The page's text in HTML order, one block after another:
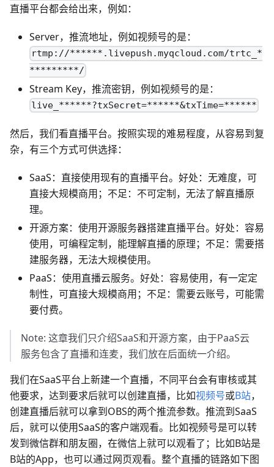
直播平台都会给出来，例如：
Server，推流地址，例如视频号的是：
rtmp://******.livepush.myqcloud.com/trtc_*
*********/
Stream Key，推流密钥，例如视频号的是：
live_******?txSecret=******&txTime=******
然后，我们看直播平台。按照实现的难易程度，从容易到复
杂，有三个方式可供选择：
SaaS：直接使用现有的直播平台。好处：无难度，可
直接大规模商用；不足：不可定制，无法了解直播原
理。
开源方案：使用开源服务器搭建直播平台。好处：容易
使用，可编程定制，能理解直播的原理；不足：需要搭
建服务器，无法大规模使用。
PaaS：使用直播云服务。好处：容易使用，有一定定
制性，可直接大规模商用；不足：需要云账号，可能需
要付费。
Note: 这章我们只介绍SaaS和开源方案，由于PaaS云
服务包含了直播和连麦，我们放在后面统一介绍。
我们在SaaS平台上新建一个直播，不同平台会有审核或其
他要求，达到要求后就可以创建直播，比如视频号或B站，
创建直播后就可以拿到OBS的两个推流参数。推流到SaaS
后，就可以使用SaaS的客户端观看。比如视频号是可以转
发到微信群和朋友圈，在微信上就可以观看了；比如B站是
B站的App，也可以通过网页观看。整个直播的链路如下图